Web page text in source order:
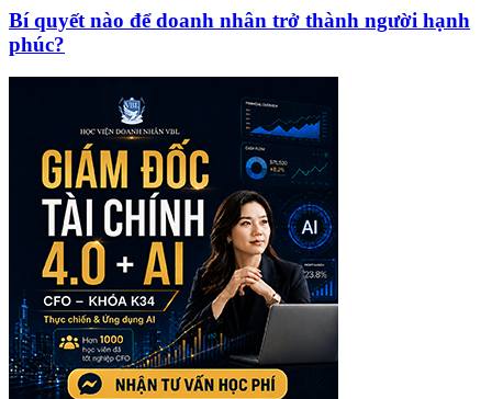
Bí quyết nào để doanh nhân trở thành người hạnh
phúc?